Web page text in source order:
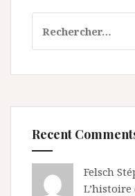
Recent
Felsch
L’histoire